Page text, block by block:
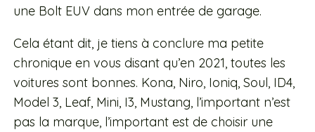
une Bolt EUV dans mon entrée de garage.
Cela étant dit, je tiens à conclure ma petite
chronique en vous disant qu’en 2021, toutes les
voitures sont bonnes. Kona, Niro, Ioniq, Soul, ID4,
Model 3, Leaf, Mini, I3, Mustang, l’important n’est
pas la marque, l’important est de choisir une